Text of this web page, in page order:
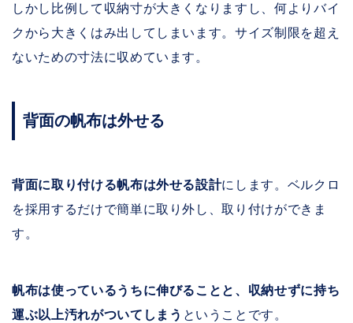
しかし比例して収納寸が大きくなりますし、何よりバイ
クから大きくはみ出してしまいます。サイズ制限を超え
ないための寸法に収めています。
背面の帆布は外せる
背面に取り付ける帆布は外せる設計にします。ベルクロ
を採用するだけで簡単に取り外し、取り付けができま
す。
帆布は使っているうちに伸びることと、収納せずに持ち
運ぶ以上汚れがついてしまう ということです。